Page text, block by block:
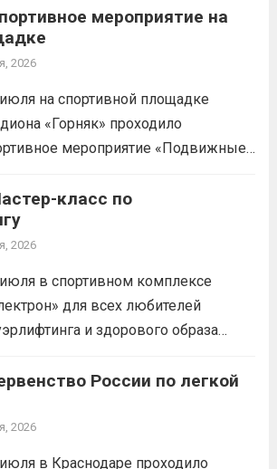
участие в забеге и заняли
призовые места:1 место —
Максим, Щербунова Милана,
место — Табакова
мероприятие на
2026
на спортивной площадке
«Горняк» проходило
мероприятие «Подвижные
Читать дальше
класс по
2026
в спортивном комплексе
для всех любителей
и здорового образа
Андрюковой — мастером
первенства
России по легкой
2026
в Краснодаре проходило